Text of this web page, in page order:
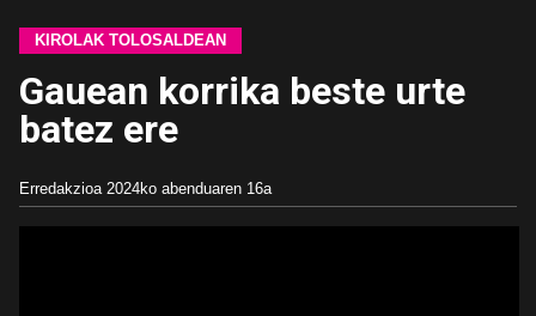
KIROLAK TOLOSALDEAN
Gauean korrika beste urte
batez ere
Erredakzioa 2024ko abenduaren 16a